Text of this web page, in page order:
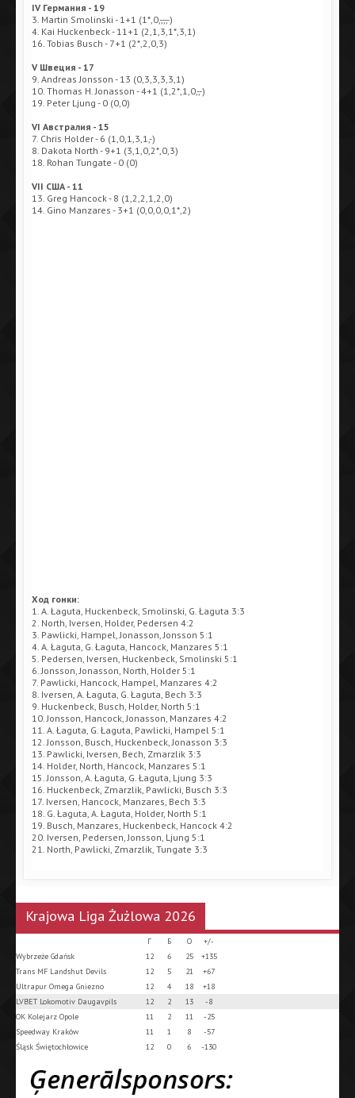
IV Германия - 19
3. Martin Smolinski - 1+1 (1*,0,-,-,-,-)
4. Kai Huckenbeck - 11+1 (2,1,3,1*,3,1)
16. Tobias Busch - 7+1 (2*,2,0,3)
V Швеция - 17
9. Andreas Jonsson - 13 (0,3,3,3,3,1)
10. Thomas H. Jonasson - 4+1 (1,2*,1,0,-,-)
19. Peter Ljung - 0 (0,0)
VI Австралия - 15
7. Chris Holder - 6 (1,0,1,3,1,-)
8. Dakota North - 9+1 (3,1,0,2*,0,3)
18. Rohan Tungate - 0 (0)
VII США - 11
13. Greg Hancock - 8 (1,2,2,1,2,0)
14. Gino Manzares - 3+1 (0,0,0,0,1*,2)
Ход гонки:
1. A. Łaguta, Huckenbeck, Smolinski, G. Łaguta 3:3
2. North, Iversen, Holder, Pedersen 4:2
3. Pawlicki, Hampel, Jonasson, Jonsson 5:1
4. A. Łaguta, G. Łaguta, Hancock, Manzares 5:1
5. Pedersen, Iversen, Huckenbeck, Smolinski 5:1
6. Jonsson, Jonasson, North, Holder 5:1
7. Pawlicki, Hancock, Hampel, Manzares 4:2
8. Iversen, A. Łaguta, G. Łaguta, Bech 3:3
9. Huckenbeck, Busch, Holder, North 5:1
10. Jonsson, Hancock, Jonasson, Manzares 4:2
11. A. Łaguta, G. Łaguta, Pawlicki, Hampel 5:1
12. Jonsson, Busch, Huckenbeck, Jonasson 3:3
13. Pawlicki, Iversen, Bech, Zmarzlik 3:3
14. Holder, North, Hancock, Manzares 5:1
15. Jonsson, A. Łaguta, G. Łaguta, Ljung 3:3
16. Huckenbeck, Zmarzlik, Pawlicki, Busch 3:3
17. Iversen, Hancock, Manzares, Bech 3:3
18. G. Łaguta, A. Łaguta, Holder, North 5:1
19. Busch, Manzares, Huckenbeck, Hancock 4:2
20. Iversen, Pedersen, Jonsson, Ljung 5:1
21. North, Pawlicki, Zmarzlik, Tungate 3:3
Krajowa Liga Żużlowa 2026
Г Б О
+/-
Wybrzeże Gdańsk
12 6 25
+135
Trans MF Landshut Devils
12 5 21
+67
Ultrapur Omega Gniezno
12 4 18
+18
LVBET Lokomotiv Daugavpils
12 2 13
-8
OK Kolejarz Opole
11 2 11
-25
Speedway Kraków
11 1 8
-57
Śląsk Świętochłowice
12 0 6 -130